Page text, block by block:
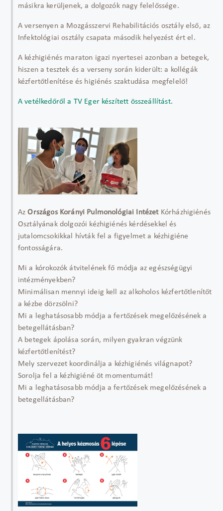
másikra kerüljenek, a dolgozók nagy felelőssége.
A versenyen a Mozgásszervi Rehabilitációs osztály első, az
Infektológiai osztály csapata második helyezést ért el.
A kézhigiénés maraton igazi nyertesei azonban a betegek,
hiszen a tesztek és a verseny során kiderült: a kollégák
kézfertőtlenítése és higiénés szaktudása megfelelő!
A vetélkedőről a TV Eger készített összeállítást.
AzOrszágos Korányi Pulmonológiai IntézetKórházhigiénés
Osztályának dolgozói kézhigiénés kérdésekkel és
jutalomcsokikkal hívták fel a figyelmet a kézhigiéne
fontosságára.
Mi a kórokozók átvitelének fő módja az egészségügyi
intézményekben?
Minimálisan mennyi ideig kell az alkoholos kézfertőtlenítőt
a kézbe dörzsölni?
Mi a leghatásosabb módja a fertőzések megelőzésének a
betegellátásban?
A betegek ápolása során, milyen gyakran végzünk
kézfertőtlenítést?
Mely szervezet koordinálja a kézhigiénés világnapot?
Sorolja fel a kézhigiéné öt momentumát!
Mi a leghatásosabb módja a fertőzések megelőzésének a
betegellátásban?